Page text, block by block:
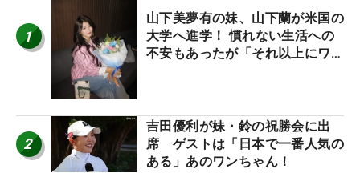
1
山下美夢有の妹、山下蘭が米国の
大学へ進学！ 慣れない生活への
不安もあったが「それ以上にワク
2
吉田優利が妹・鈴の祝勝会に出
席 ゲストは「日本で一番人気の
ある」あのワンちゃん！